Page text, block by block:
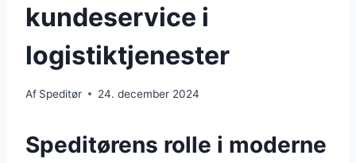
kundeservice i
logistiktjenester
Af Speditør 24. december 2024
Speditørens rolle i moderne